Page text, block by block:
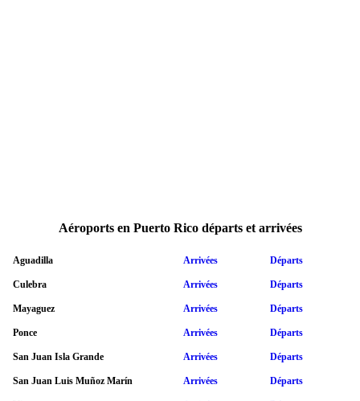
Aéroports en Puerto Rico départs et arrivées
Aguadilla Arrivées Départs
Culebra Arrivées Départs
Mayaguez Arrivées Départs
Ponce Arrivées Départs
San Juan Isla Grande Arrivées Départs
San Juan Luis Muñoz Marín Arrivées Départs